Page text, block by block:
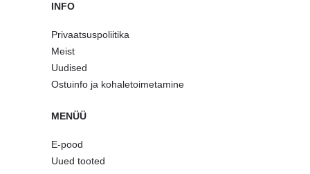
INFO
Privaatsuspoliitika
Meist
Uudised
Ostuinfo ja kohaletoimetamine
MENÜÜ
E-pood
Uued tooted